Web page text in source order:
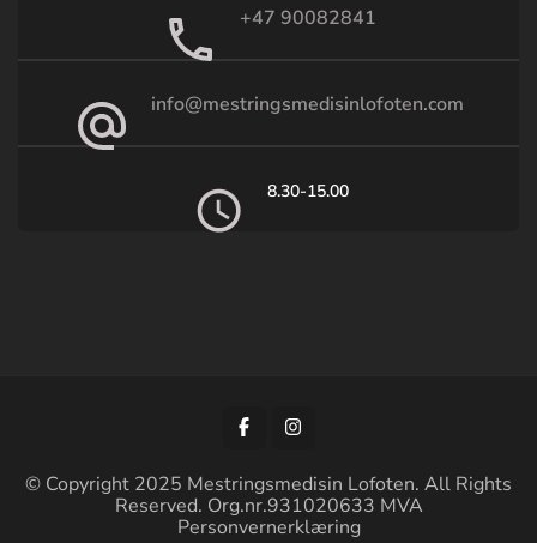
+47 90082841
info@mestringsmedisinlofoten.com
8.30-15.00
© Copyright 2025 Mestringsmedisin Lofoten. All Rights
Reserved. Org.nr.931020633 MVA
Personvernerklæring